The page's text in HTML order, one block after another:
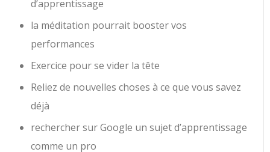
d’apprentissage
la méditation pourrait booster vos
performances
Exercice pour se vider la tête
Reliez de nouvelles choses à ce que vous savez
déjà
rechercher sur Google un sujet d’apprentissage
comme un pro